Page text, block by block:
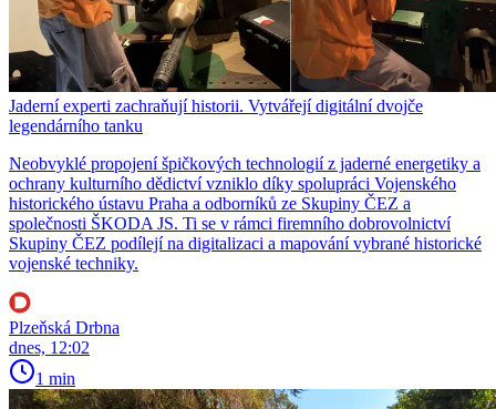
Jaderní experti zachraňují historii. Vytvářejí digitální dvojče
legendárního tanku
Neobvyklé propojení špičkových technologií z jaderné energetiky a
ochrany kulturního dědictví vzniklo díky spolupráci Vojenského
historického ústavu Praha a odborníků ze Skupiny ČEZ a
společnosti ŠKODA JS. Ti se v rámci firemního dobrovolnictví
Skupiny ČEZ podílejí na digitalizaci a mapování vybrané historické
vojenské techniky.
Plzeňská Drbna
dnes, 12:02
1 min